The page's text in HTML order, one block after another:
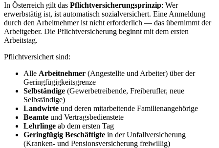
In Österreich gilt das Pflichtversicherungsprinzip: Wer
erwerbstätig ist, ist automatisch sozialversichert. Eine Anmeldung
durch den Arbeitnehmer ist nicht erforderlich — das übernimmt der
Arbeitgeber. Die Pflichtversicherung beginnt mit dem ersten
Arbeitstag.
Pflichtversichert sind:
Alle Arbeitnehmer (Angestellte und Arbeiter) über der
Geringfügigkeitsgrenze
Selbständige (Gewerbetreibende, Freiberufler, neue
Selbständige)
Landwirte und deren mitarbeitende Familienangehörige
Beamte und Vertragsbedienstete
Lehrlinge ab dem ersten Tag
Geringfügig Beschäftigte in der Unfallversicherung
(Kranken- und Pensionsversicherung freiwillig)